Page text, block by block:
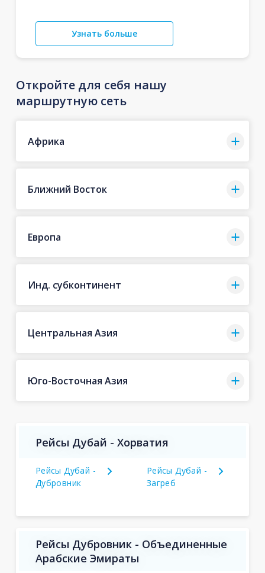
Узнать больше
Откройте для себя нашу
маршрутную сеть
Африка
Ближний Восток
Европа
Инд. субконтинент
Центральная Азия
Юго-Восточная Азия
Рейсы Дубай - Хорватия
Рейсы Дубай -
Дубровник
Рейсы Дубай -
Загреб
Рейсы Дубровник - Объединенные
Арабские Эмираты